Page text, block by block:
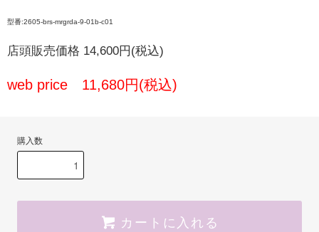
型番:2605-brs-mrgrda-9-01b-c01
店頭販売価格 14,600円(税込)
web price 11,680円(税込)
購入数
カートに入れる